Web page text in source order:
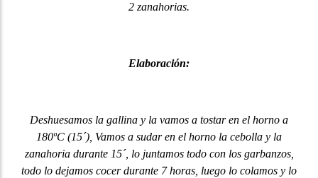
2 zanahorias.
Elaboración:
Deshuesamos la gallina y la vamos a tostar en el horno a
180ºC (15´), Vamos a sudar en el horno la cebolla y la
zanahoria durante 15´, lo juntamos todo con los garbanzos,
todo lo dejamos cocer durante 7 horas, luego lo colamos y lo